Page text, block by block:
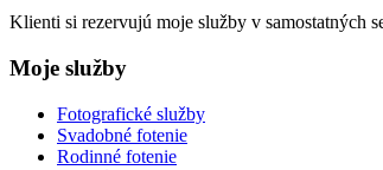
Klienti si rezervujú moje služby v samostatných
Moje služby
Fotografické služby
Svadobné fotenie
Rodinné fotenie